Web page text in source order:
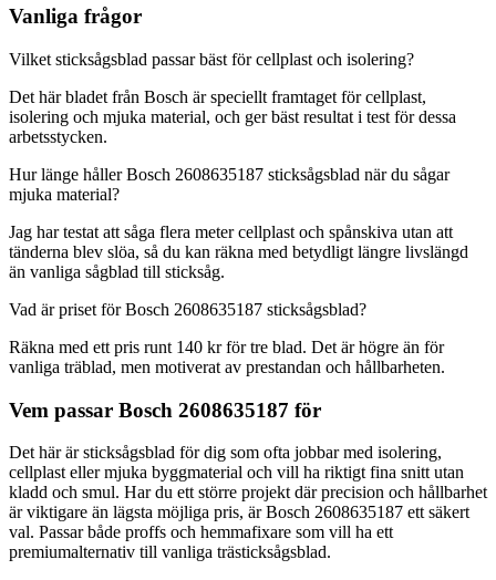
Vanliga frågor
Vilket sticksågsblad passar bäst för cellplast och isolering?
Det här bladet från Bosch är speciellt framtaget för cellplast,
isolering och mjuka material, och ger bäst resultat i test för dessa
arbetsstycken.
Hur länge håller Bosch 2608635187 sticksågsblad när du sågar
mjuka material?
Jag har testat att såga flera meter cellplast och spånskiva utan att
tänderna blev slöa, så du kan räkna med betydligt längre livslängd
än vanliga sågblad till sticksåg.
Vad är priset för Bosch 2608635187 sticksågsblad?
Räkna med ett pris runt 140 kr för tre blad. Det är högre än för
vanliga träblad, men motiverat av prestandan och hållbarheten.
Vem passar Bosch 2608635187 för
Det här är sticksågsblad för dig som ofta jobbar med isolering,
cellplast eller mjuka byggmaterial och vill ha riktigt fina snitt utan
kladd och smul. Har du ett större projekt där precision och hållbarhet
är viktigare än lägsta möjliga pris, är Bosch 2608635187 ett säkert
val. Passar både proffs och hemmafixare som vill ha ett
premiumalternativ till vanliga trästicksågsblad.